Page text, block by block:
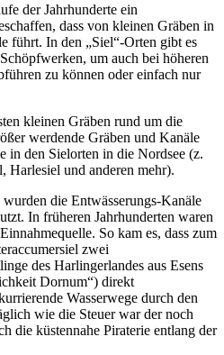
der Jahrhunderte ein
dass von kleinen Gräben in
führt. In den „Siel“-Orten gibt es
um auch bei höheren
zu können oder einfach nur
kleinen Gräben rund um die
werdende Gräben und Kanäle
in den Sielorten in die Nordsee (z.
Harlesiel und anderen mehr).
die Entwässerungs-Kanäle
In früheren Jahrhunderten waren
So kam es, dass zum
zwei
des Harlingerlandes aus Esens
Dornum“) direkt
Wasserwege durch den
wie die Steuer war der noch
die küstennahe Piraterie entlang der